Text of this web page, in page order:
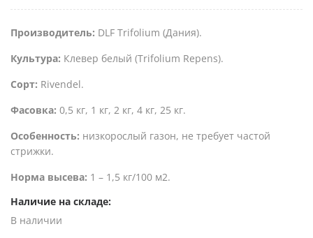
Производитель: DLF Trifolium (Дания).
Культура: Клевер белый (Trifolium Repens).
Сорт: Rivendel.
Фасовка: 0,5 кг, 1 кг, 2 кг, 4 кг, 25 кг.
Особенность: низкорослый газон, не требует частой
стрижки.
Норма высева: 1 – 1,5 кг/100 м2.
Наличие на складе:
В наличии